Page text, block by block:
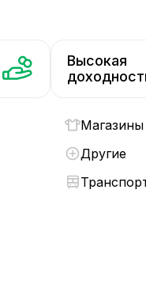
Высокая
Другие